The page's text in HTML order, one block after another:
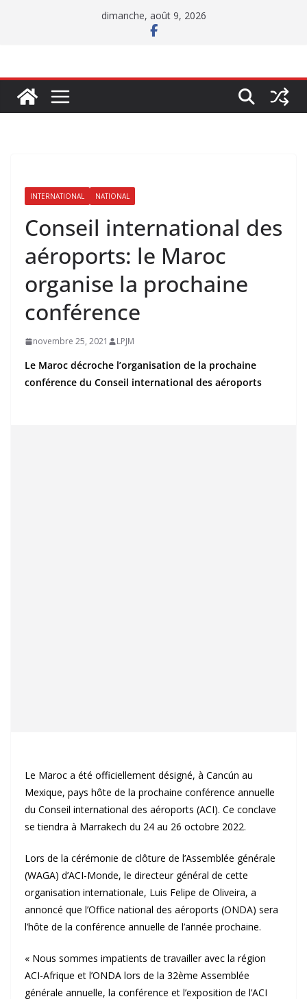
dimanche, août 9, 2026
INTERNATIONAL NATIONAL
Conseil international des
aéroports: le Maroc
organise la prochaine
conférence
novembre 25, 2021 LPJM
Le Maroc décroche l’organisation de la prochaine
conférence du Conseil international des aéroports
Le Maroc a été officiellement désigné, à Cancún au
Mexique, pays hôte de la prochaine conférence annuelle
du Conseil international des aéroports (ACI). Ce conclave
se tiendra à Marrakech du 24 au 26 octobre 2022.
Lors de la cérémonie de clôture de l’Assemblée générale
(WAGA) d’ACI-Monde, le directeur général de cette
organisation internationale, Luis Felipe de Oliveira, a
annoncé que l’Office national des aéroports (ONDA) sera
l’hôte de la conférence annuelle de l’année prochaine.
« Nous sommes impatients de travailler avec la région
ACI-Afrique et l’ONDA lors de la 32ème Assemblée
générale annuelle, la conférence et l’exposition de l’ACI